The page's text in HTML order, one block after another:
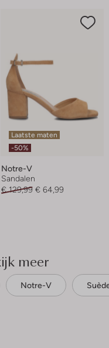
Laatste maten
-50%
Notre-V
Sandalen
€ 129,99 € 64,99
meer
Notre-V